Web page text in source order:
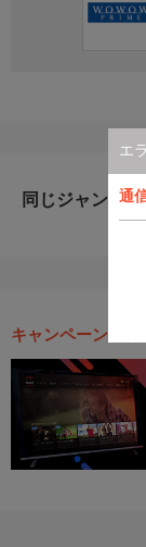
エ
通
同じジャンル
キャンペーン・お